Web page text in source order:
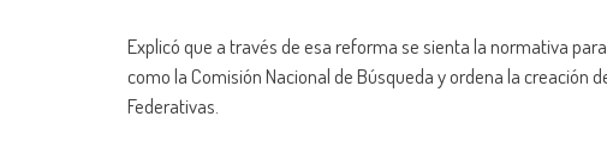
Explicó que a través de esa reforma se sienta la normativa
como la Comisión Nacional de Búsqueda y ordena la creación
Federativas.